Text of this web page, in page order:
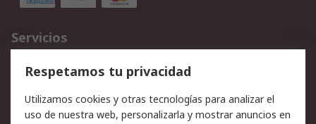
Servicios
Cómo realizar pedidos
Devoluciones
Facturación y pago
Ofertas
Soporte técnico
Respetamos tu privacidad
Utilizamos cookies y otras tecnologías para analizar el
uso de nuestra web, personalizarla y mostrar anuncios en